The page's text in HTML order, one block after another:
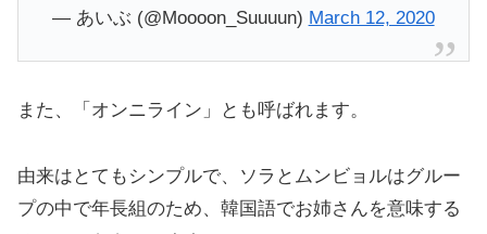
— あいぶ (@Moooon_Suuuun) March 12, 2020
また、「オンニライン」とも呼ばれます。
由来はとてもシンプルで、ソラとムンビョルはグルー
プの中で年長組のため、韓国語でお姉さんを意味する